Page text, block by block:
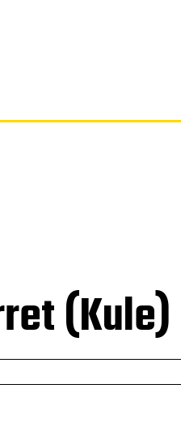
(Kule)